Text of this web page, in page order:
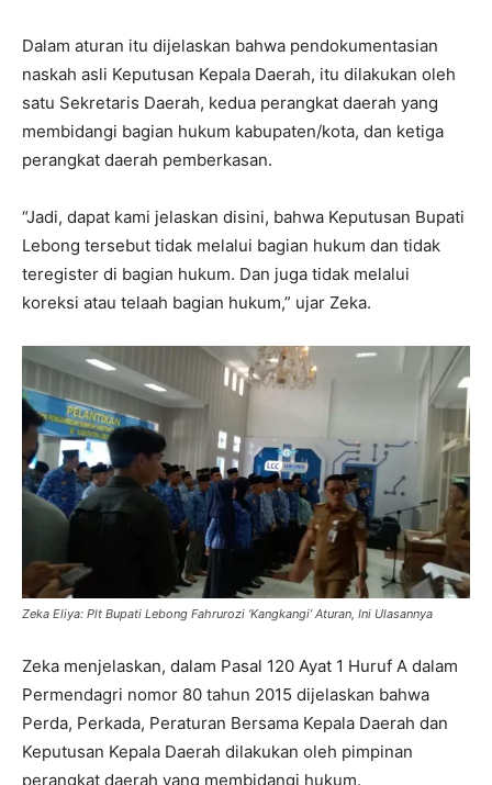
Dalam aturan itu dijelaskan bahwa pendokumentasian
naskah asli Keputusan Kepala Daerah, itu dilakukan oleh
satu Sekretaris Daerah, kedua perangkat daerah yang
membidangi bagian hukum kabupaten/kota, dan ketiga
perangkat daerah pemberkasan.
“Jadi, dapat kami jelaskan disini, bahwa Keputusan Bupati
Lebong tersebut tidak melalui bagian hukum dan tidak
teregister di bagian hukum. Dan juga tidak melalui
koreksi atau telaah bagian hukum,” ujar Zeka.
Zeka Eliya: Plt Bupati Lebong Fahrurozi ‘Kangkangi’ Aturan, Ini Ulasannya
Zeka menjelaskan, dalam Pasal 120 Ayat 1 Huruf A dalam
Permendagri nomor 80 tahun 2015 dijelaskan bahwa
Perda, Perkada, Peraturan Bersama Kepala Daerah dan
Keputusan Kepala Daerah dilakukan oleh pimpinan
perangkat daerah yang membidangi hukum.